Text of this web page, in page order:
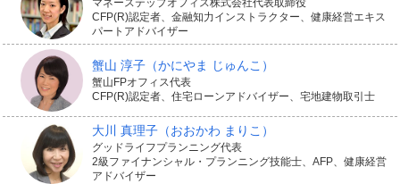
マネーステップオフィス株式会社代表取締役
CFP(R)認定者、金融知力インストラクター、健康経営エキス
パートアドバイザー
蟹山 淳子 （かにやま じゅんこ）
蟹山FPオフィス代表
CFP(R)認定者、住宅ローンアドバイザー、宅地建物取引士
大川 真理子 （おおかわ まりこ）
グッドライフプランニング代表
2級ファイナンシャル・プランニング技能士、AFP、健康経営
アドバイザー